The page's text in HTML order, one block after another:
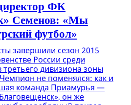
ФК
Семенов: «Мы
футбол»
завершили сезон 2015
России среди
дивизиона зоны
не поменялся: как и
команда Приамурья —
он же